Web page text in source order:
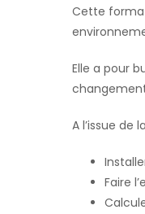
Cette
Elle a pour
A l’issue de
Faire